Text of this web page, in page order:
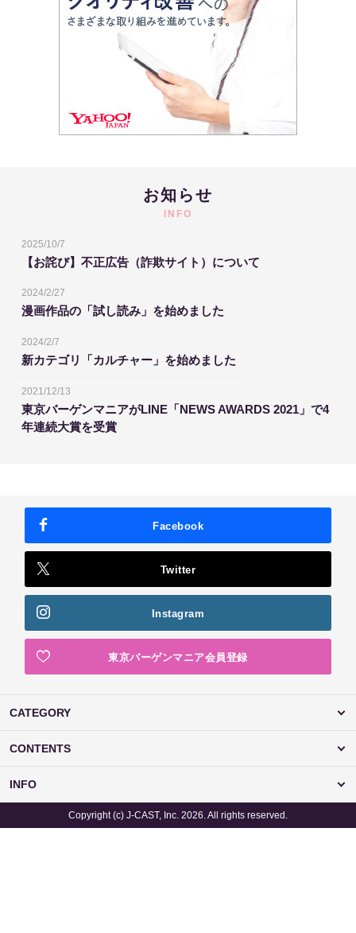
お知らせ
INFO
2025/10/7
【お詫び】不正広告（詐欺サイト）について
2024/2/27
漫画作品の「試し読み」を始めました
2024/2/7
新カテゴリ「カルチャー」を始めました
2021/12/13
東京バーゲンマニアがLINE「NEWS AWARDS 2021」で4
年連続大賞を受賞
Facebook
Twitter
Instagram
東京バーゲンマニア会員登録
CATEGORY
CONTENTS
INFO
Copyright (c) J-CAST, Inc. 2026. All rights reserved.